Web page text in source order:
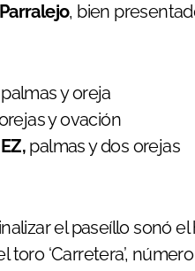
, bien
palmas y oreja
y ovación
palmas y dos orejas
el paseíllo sonó
toro ‘Carretera’,